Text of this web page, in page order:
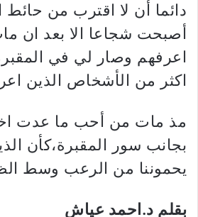
دائما أن لا اقترب من حائط
أصبحت شجاعا الا بعد ان
اعرفهم وصار لي في
اكثر من الأشخاص الذين
مذ مات من أحب ما عدت
بجانب سور المقبرة،كأن
يحموننا من الرعب وسط
بقلم د.احمد عياش